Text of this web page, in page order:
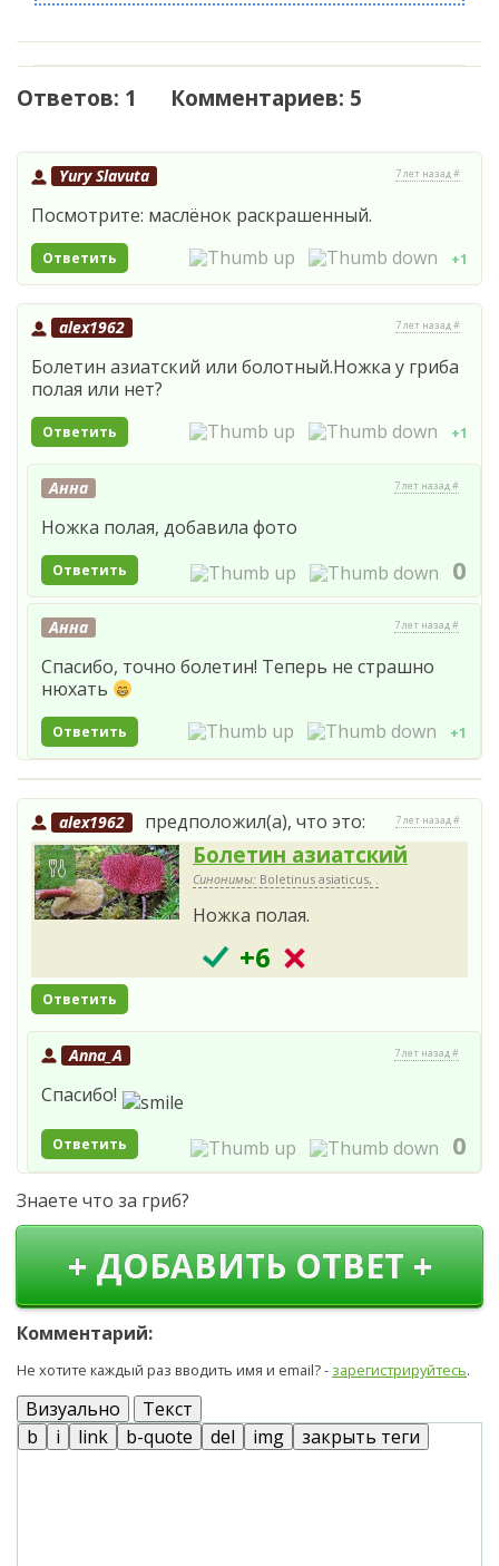
Ответов: 1 Комментариев: 5
Yury Slavuta 7 лет назад #
Посмотрите: маслёнок раскрашенный.
Ответить +1
alex1962 7 лет назад #
Болетин азиатский или болотный.Ножка у гриба
полая или нет?
Ответить +1
Анна 7 лет назад #
Ножка полая, добавила фото
Ответить 0
Анна 7 лет назад #
Спасибо, точно болетин! Теперь не страшно
нюхать
Ответить +1
alex1962 предположил(а), что это: 7 лет назад #
Болетин азиатский
Синонимы: Boletinus asiaticus, .
Ножка полая.
+6
Ответить
Anna_A 7 лет назад #
Спасибо!
Ответить 0
Знаете что за гриб?
+ ДОБАВИТЬ ОТВЕТ +
Комментарий:
Не хотите каждый раз вводить имя и email? - зарегистрируйтесь.
Визуально Текст